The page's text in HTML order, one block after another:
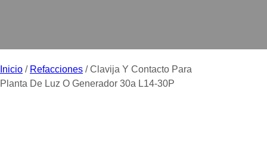
Inicio / Refacciones / Clavija Y Contacto Para
Planta De Luz O Generador 30a L14-30P